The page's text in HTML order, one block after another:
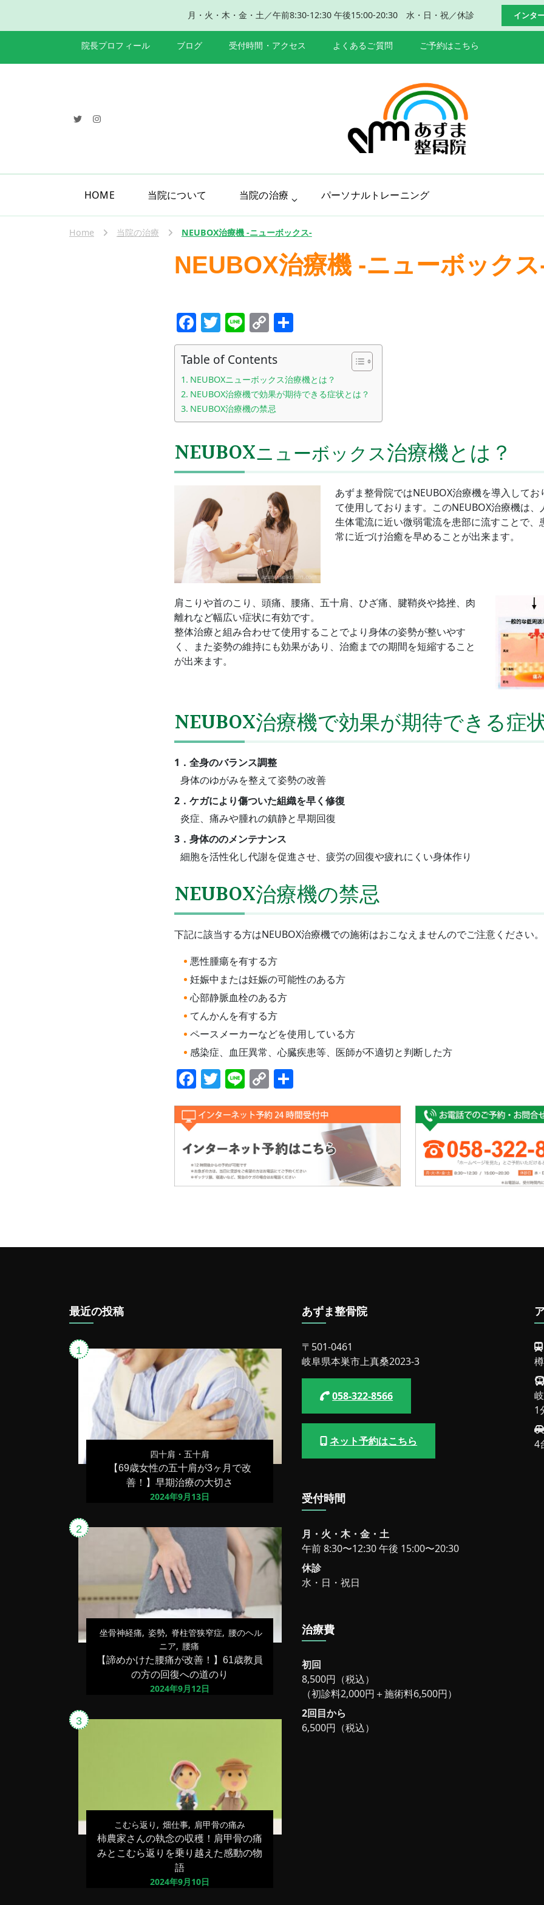
月・火・木・金・土／午前8:30-12:30 午後15:00-20:30 水・日・祝／休診 インタ
院長プロフィール ブログ 受付時間・アクセス よくあるご質問 ご予約はこちら
岐阜 本巣市 肩
HOME 当院について 当院の治療 パーソナルトレーニング
Home 当院の治療 NEUBOX治療機 -ニューボックス-
NEUBOX治療機 -ニューボック
Facebook
Twitter
LineCopy
Link
有
Table of Contents
NEUBOXニューボックス治療機とは？
NEUBOX治療機で効果が期待できる症状とは？
NEUBOX治療機の禁忌
NEUBOXニューボックス治療機とは？
あずま整骨院ではNEUBOX治療機を導入して
て使用しております。このNEUBOX治療機は
生体電流に近い微弱電流を患部に流すことで、
常に近づけ治癒を早めることが出来ます。
肩こりや首のこり、頭痛、腰痛、五十肩、ひざ痛、腱鞘炎や捻挫、肉
離れなど幅広い症状に有効です。
整体治療と組み合わせて使用することでより身体の姿勢が整いやす
く、また姿勢の維持にも効果があり、治癒までの期間を短縮すること
が出来ます。
NEUBOX治療機で効果が期待できる症
1．全身のバランス調整
身体のゆがみを整えて姿勢の改善
2．ケガにより傷ついた組織を早く修復
炎症、痛みや腫れの鎮静と早期回復
3．身体ののメンテナンス
細胞を活性化し代謝を促進させ、疲労の回復や疲れにくい身体作り
NEUBOX治療機の禁忌
下記に該当する方はNEUBOX治療機での施術はおこなえませんのでご注意ください。
悪性腫瘍を有する方
妊娠中または妊娠の可能性のある方
心部静脈血栓のある方
てんかんを有する方
ペースメーカーなどを使用している方
感染症、血圧異常、心臓疾患等、医師が不適切と判断した方
Facebook
Twitter
LineCopy
最近の投稿
四十肩・五十肩
【69歳女性の五十肩が3ヶ月で改
善！】早期治療の大切さ
2024年9月13日
坐骨神経痛 姿勢 脊柱管狭窄症
腰のヘル
ニア
腰痛
【諦めかけた腰痛が改善！】61歳教員
の方の回復への道のり
2024年9月12日
こむら返り 畑仕事 肩甲骨の痛み
柿農家さんの執念の収穫！肩甲骨の痛
みとこむら返りを乗り越えた感動の物
語
2024年9月10日
あずま整骨院
〒501-0461
岐阜県本巣市上真桑2023-3
058-322-8566
ネット予約はこちら
受付時間
月・火・木・金・土
午前 8:30〜12:30 午後 15:00〜20:30
休診
水・日・祝日
治療費
初回
8,500円（税込）
（初診料2,000円＋施術料6,500円）
2回目から
6,500円（税込）
1
4